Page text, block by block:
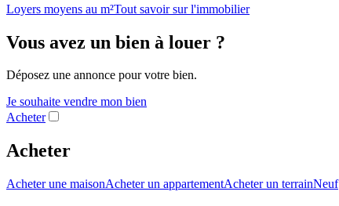
Loyers moyens au m²Tout savoir sur l'immobilier
Vous avez un bien à louer ?
Déposez une annonce pour votre bien.
Je souhaite vendre mon bien
Acheter
Acheter
Acheter une maisonAcheter un appartementAcheter un terrainNeuf